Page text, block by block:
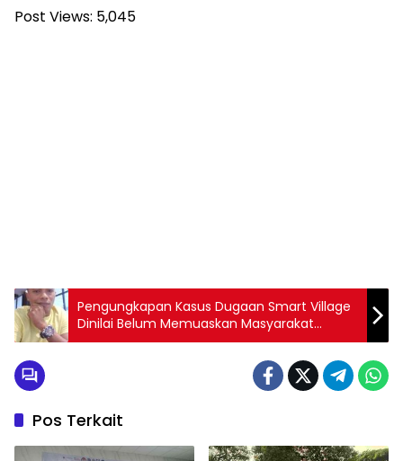
Post Views: 5,045
Pengungkapan Kasus Dugaan Smart Village
Dinilai Belum Memuaskan Masyarakat
Mandailing Natal
Pos Terkait